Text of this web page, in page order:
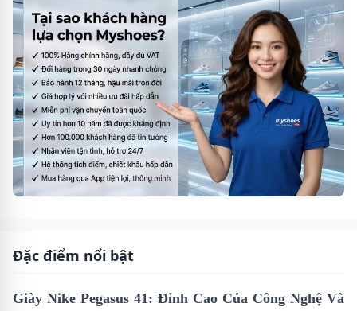
Đặc điểm nổi bật
Giày Nike Pegasus 41: Đỉnh Cao Của Công Nghệ Và